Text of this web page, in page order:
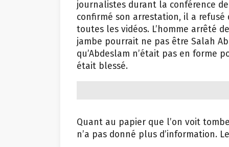
journalistes durant la conférence
confirmé son arrestation, il a refusé
toutes les vidéos. L’homme arrêté
jambe pourrait ne pas être Salah
qu’Abdeslam n’était pas en forme
était blessé.
Quant au papier que l’on voit
n’a pas donné plus d’information.